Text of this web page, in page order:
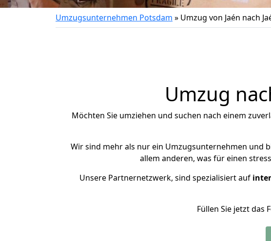
Umzugsunternehmen Potsdam » Umzug von Jaén nach
Umzug
Möchten Sie umziehen und suchen nach einem
Wir sind mehr als nur ein Umzugsunternehmen und
allem anderen, was für einen
Unsere Partnernetzwerk, sind spezialisiert auf
Füllen Sie jetzt das